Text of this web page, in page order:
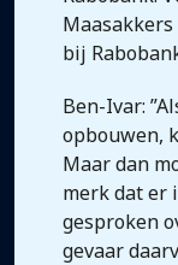
bij
Ben-Ivar:
opbouwen,
Maar dan
merk dat er
gesproken
gevaar